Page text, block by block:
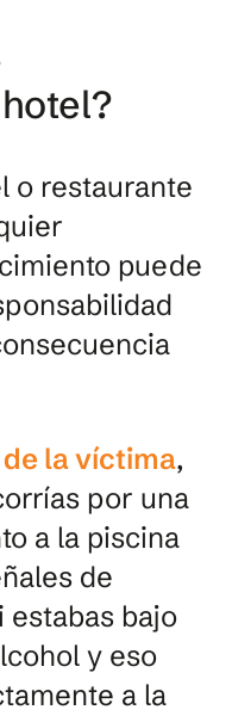
o restaurante
puede
la víctima,
por una
a la piscina
de
estabas bajo
y eso
a la